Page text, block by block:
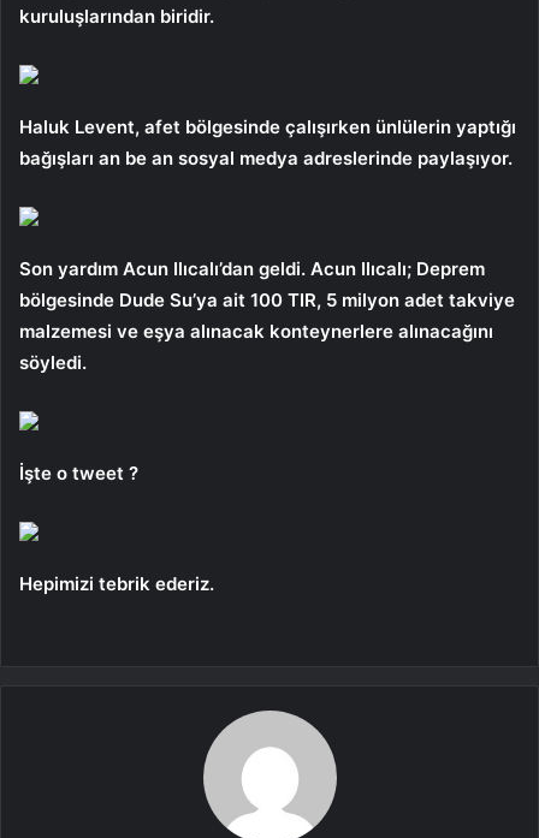
kuruluşlarından biridir.
Haluk Levent, afet bölgesinde çalışırken ünlülerin yaptığı
bağışları an be an sosyal medya adreslerinde paylaşıyor.
Son yardım Acun Ilıcalı’dan geldi. Acun Ilıcalı; Deprem
bölgesinde Dude Su’ya ait 100 TIR, 5 milyon adet takviye
malzemesi ve eşya alınacak konteynerlere alınacağını
söyledi.
İşte o tweet ?
Hepimizi tebrik ederiz.